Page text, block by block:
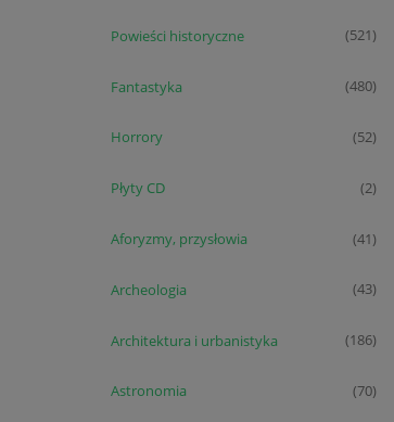
Powieści historyczne (521)
Fantastyka (480)
Horrory (52)
Płyty CD (2)
Aforyzmy, przysłowia (41)
Archeologia (43)
Architektura i urbanistyka (186)
Astronomia (70)